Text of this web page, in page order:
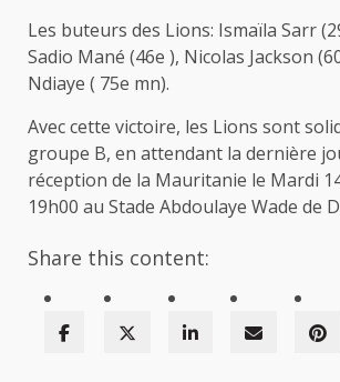
Les buteurs des Lions: Ismaïla Sarr
Sadio Mané (46e ), Nicolas Jackson
Ndiaye ( 75e mn).
Avec cette victoire, les Lions sont
groupe B, en attendant la dernière
réception de la Mauritanie le Mardi
19h00 au Stade Abdoulaye Wade de
Share this content: